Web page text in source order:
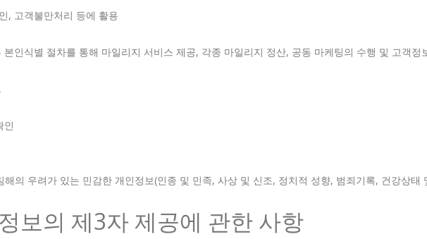
, 고객불만처리 등에 활용
인식별 절차를 통해 마일리지 서비스 제공, 각종 마일리지 정산, 공동 마케팅의 수행 및 고객정
인
해의 우려가 있는 민감한 개인정보(인종 및 민족, 사상 및 신조, 정치적 성향, 범죄기록, 건강상태
보의 제3자 제공에 관한 사항